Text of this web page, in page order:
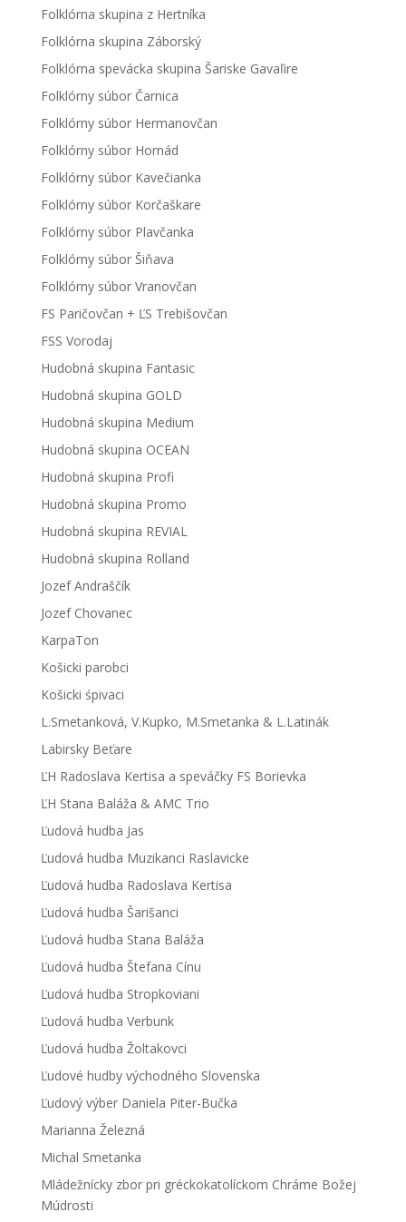
Folklórna skupina z Hertníka
Folklórna skupina Záborský
Folklórna spevácka skupina Šariske Gavaľire
Folklórny súbor Čarnica
Folklórny súbor Hermanovčan
Folklórny súbor Hornád
Folklórny súbor Kavečianka
Folklórny súbor Korčaškare
Folklórny súbor Plavčanka
Folklórny súbor Šiňava
Folklórny súbor Vranovčan
FS Paričovčan + ĽS Trebišovčan
FSS Vorodaj
Hudobná skupina Fantasic
Hudobná skupina GOLD
Hudobná skupina Medium
Hudobná skupina OCEAN
Hudobná skupina Profi
Hudobná skupina Promo
Hudobná skupina REVIAL
Hudobná skupina Rolland
Jozef Andraščík
Jozef Chovanec
KarpaTon
Košicki parobci
Košicki śpivaci
L.Smetanková, V.Kupko, M.Smetanka & L.Latinák
Labirsky Beťare
ĽH Radoslava Kertisa a speváčky FS Borievka
ĽH Stana Baláža & AMC Trio
Ľudová hudba Jas
Ľudová hudba Muzikanci Raslavicke
Ľudová hudba Radoslava Kertisa
Ľudová hudba Šarišanci
Ľudová hudba Stana Baláža
Ľudová hudba Štefana Cínu
Ľudová hudba Stropkoviani
Ľudová hudba Verbunk
Ľudová hudba Žoltakovci
Ľudové hudby východného Slovenska
Ľudový výber Daniela Piter-Bučka
Marianna Železná
Michal Smetanka
Mládežnícky zbor pri gréckokatolíckom Chráme Božej
Múdrosti